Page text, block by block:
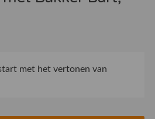
met het vertonen van